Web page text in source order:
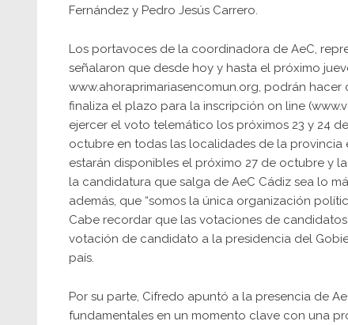
Fernández y Pedro Jesús Carrero.
Los portavoces de la coordinadora de AeC,
señalaron que desde hoy y hasta el próximo
www.ahoraprimariasencomun.org, podrán hacer
finaliza el plazo para la inscripción on line
ejercer el voto telemático los próximos 23 y 24
octubre en todas las localidades de la provincia
estarán disponibles el próximo 27 de octubre y
la candidatura que salga de AeC Cádiz sea lo
además, que “somos la única organización
Cabe recordar que las votaciones de
votación de candidato a la presidencia del
país.
Por su parte, Cifredo apuntó a la presencia de
fundamentales en un momento clave con una